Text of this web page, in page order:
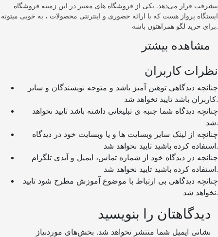
پیشرفت قرار می‌دهد. یکی از فروشگاه های معتبر در این زمینه فروشگاه
ایستگاه پرواز هست که با ارائه حضوری و اینترنتی محصولات ، به خوبی میتونه
برای خرید لگو همراهتون باشه.
مشاهده بیشتر
نظرات کاربران
کاربران باشد تایید نخواهد شد.
شد.
استفاده کرده باشید تایید نخواهد شد.
استفاده کرده باشید تایید نخواهد شد.
چنانچه دیدگاهی بی ارتباط با موضوع آموزش مطرح شود تایید
نخواهد شد.
دیدگاهتان را بنویسید
نشانی ایمیل شما منتشر نخواهد شد. بخش‌های موردنیاز